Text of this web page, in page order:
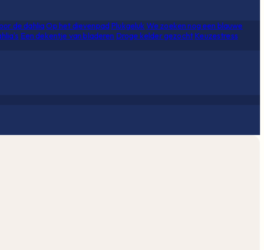
de dahliaOp het dievenpad Plukgeluk We zoeken nog een blauwe
Een dekentje van bladeren Droge kelder gezocht Keuzestress